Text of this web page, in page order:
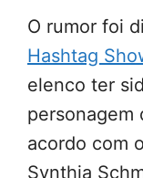
O rumor foi
Hashtag
elenco ter
personagem
acordo com
Synthia